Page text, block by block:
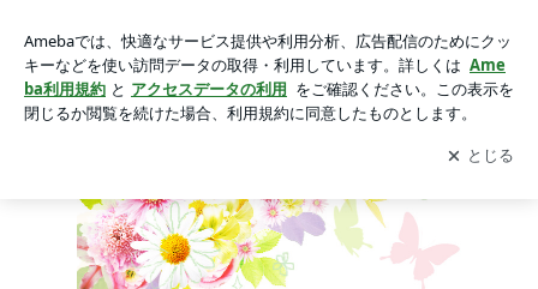
アプリをダウンロードして ブログの更新通知
を受け取りまし
ょう。
開く